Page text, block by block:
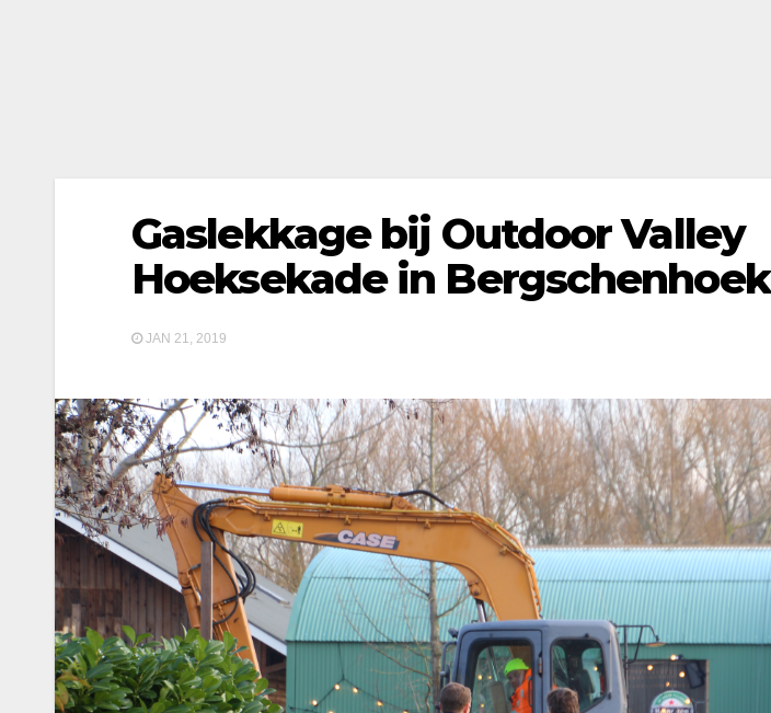
Gaslekkage bij Outdoor Valley
Hoeksekade in Bergschenhoek
JAN 21, 2019